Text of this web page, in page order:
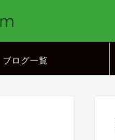
ブログ一覧